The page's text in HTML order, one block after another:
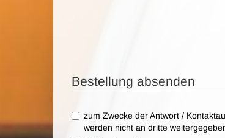
Bestellung absenden
zum Zwecke der Antwort /
werden nicht an dritte